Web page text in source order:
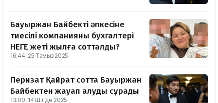
Бауыржан Байбектің әпкесіне
тиесілі компанияның бухгалтері
НЕГЕ жеті жылға сотталды?
16:44, 25 Тамыз 2025
Перизат Қайрат сотта Бауыржан
Байбектен жауап алуды сұрады
13:00, 14 Шілде 2025